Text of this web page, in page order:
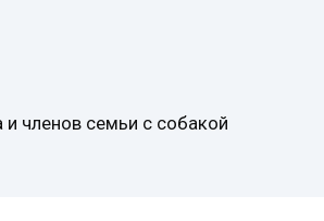
и членов семьи с собакой